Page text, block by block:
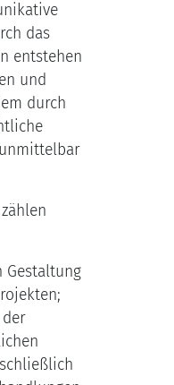
das
entstehen
und
durch
Gestaltung